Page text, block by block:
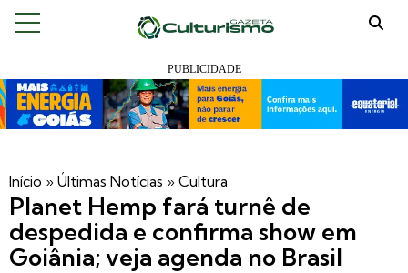
Início » Últimas Notícias » Cultura
Planet Hemp fará turnê de
despedida e confirma show em
Goiânia; veja agenda no Brasil